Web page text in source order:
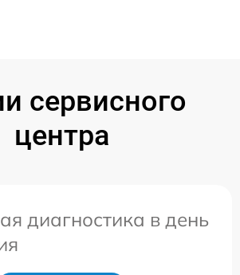
сервисного
центра
диагностика в день